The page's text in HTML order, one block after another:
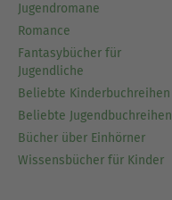
Jugendromane
Romance
Fantasybücher für
Jugendliche
Beliebte Kinderbuchreihen
Beliebte Jugendbuchreihen
Bücher über Einhörner
Wissensbücher für Kinder